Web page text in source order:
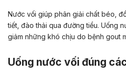
Nước vối giúp phân giải chất béo,
tiết, đào thải qua đường tiểu. Uống
giảm những khó chịu do bệnh gout
Uống nước vối đúng